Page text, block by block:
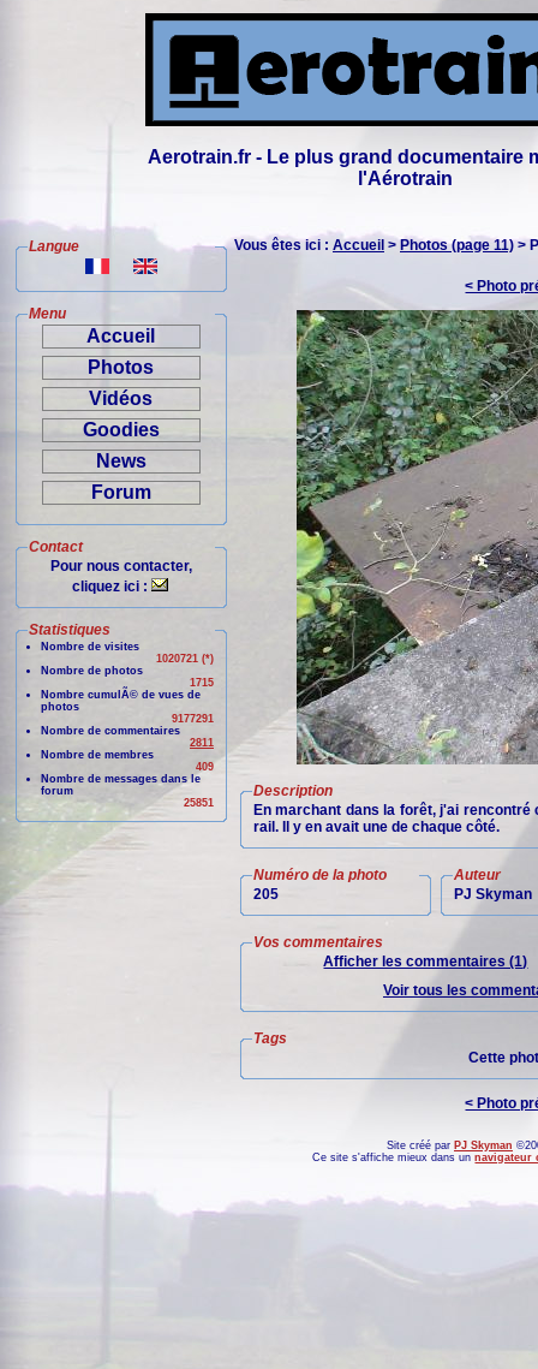
Aerotrain.fr - Le plus grand documentaire
l'Aérotrain
Langue
Menu
Accueil
Photos
Vidéos
Goodies
News
Forum
Contact
Pour nous contacter,
cliquez ici :
Statistiques
Nombre de visites
1020721 (*)
Nombre de photos
1715
Nombre cumulÃ© de vues de
photos
9177291
Nombre de commentaires
2811
Nombre de membres
409
Nombre de messages dans le
forum
25851
Vous êtes ici : Accueil > Photos (page 11) >
< Photo
Description
En marchant dans la forêt, j'ai
rail. Il y en avait une de chaque côté.
Numéro de la photo
205
Auteur
PJ Skyman
Vos commentaires
Afficher les commentaires (1)
Voir tous les
Tags
Cette
< Photo
Site créé par PJ Skyman
Ce site s'affiche mieux dans unnavigateur